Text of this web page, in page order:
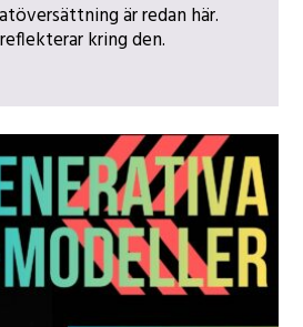
är redan här.
kring den.